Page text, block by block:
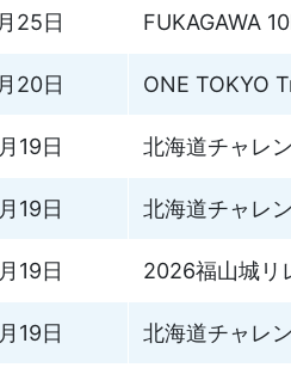
25日 FUKAGAWA
20日 ONE TOKYO
19日 北海道チャレ
19日 北海道チャレ
19日 2026福山城リ
19日 北海道チャレ